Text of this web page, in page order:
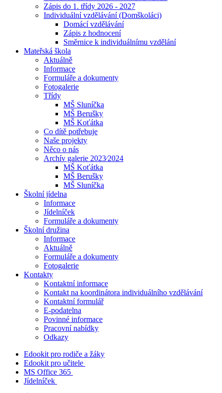
Zápis do 1. třídy 2026 - 2027
Individuální vzdělávání (Domškoláci)
Domácí vzdělávání
Zápis z hodnocení
Směrnice k individuálnímu vzdělání
Mateřská škola
Aktuálně
Informace
Formuláře a dokumenty
Fotogalerie
Třídy
MŠ Sluníčka
MŠ Berušky
MŠ Koťátka
Co dítě potřebuje
Naše projekty
Něco o nás
Archív galerie 2023⁄2024
MŠ Koťátka
MŠ Berušky
MŠ Sluníčka
Školní jídelna
Informace
Jídelníček
Formuláře a dokumenty
Školní družina
Informace
Aktuálně
Formuláře a dokumenty
Fotogalerie
Kontakty
Kontaktní informace
Kontakt na koordinátora individuálního vzdělávání
Kontaktní formulář
E-podatelna
Povinné informace
Pracovní nabídky
Odkazy
Edookit pro rodiče a žáky
Edookit pro učitele
MS Office 365
Jídelníček